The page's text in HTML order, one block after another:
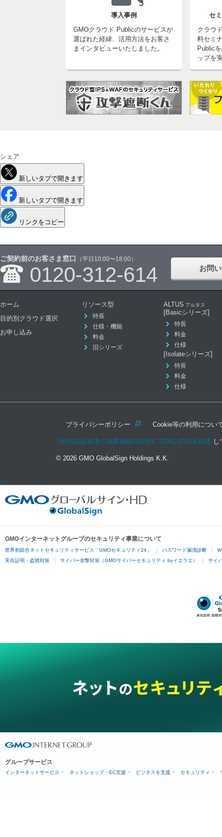
導入事例
GMOクラウド Publicのサービスが
選ばれた経緯、活用方法をお客さ
まインタビューいたしました。
セ
クラウ
料セミ
Public
ップを
シェア
新しいタブで開きます
新しいタブで開きます
リンクをコピー
ご契約前のお客さま窓口 （平日10:00〜18:00）
0120-312-614 お問
ホーム
目的別クラウド選択
お申し込み
リソース型
特長
仕様・機能
料金
旧シリーズ
ALTUS アルタス
[Basicシリーズ]
特長
料金
仕様
[Isolateシリーズ]
特長
料金
仕様
プライバシーポリシー Cookie等の利用につい
ISMS認証基準の国際規格ISO/IEC 27001:2022を取得 し
© 2026 GMO GlobalSign Holdings K.K.
GMOインターネットグループのセキュリティ事業について
世界初総合ネットセキュリティサービス「GMOセキュリティ24」 パスワード漏洩診断
実在証明・盗聴対策
サイバー攻撃対策（GMOサイバーセキュリティ byイエラエ） サイ
グループサービス
インターネットサービス ネットショップ・EC支援 ビジネスを支援 セキュリティ